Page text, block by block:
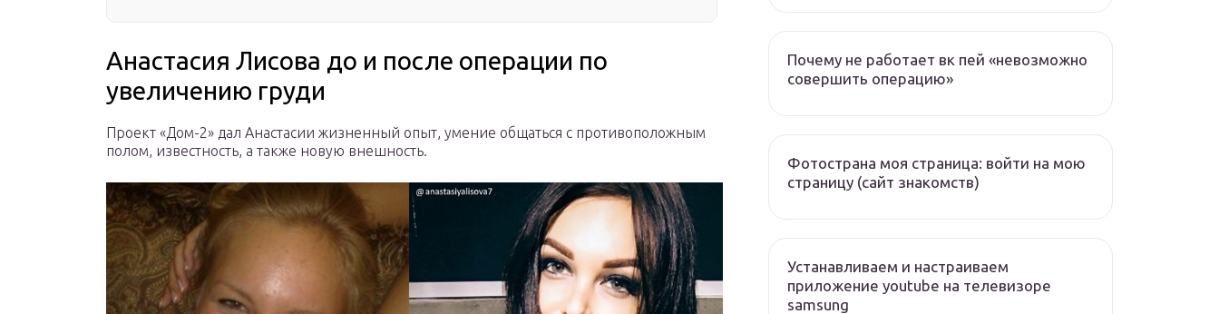
Анастасия Лисова до и после операции по
увеличению груди
Проект «Дом-2» дал Анастасии жизненный опыт, умение общаться с противоположным
полом, известность, а также новую внешность.
Почему не работает вк пей «невозможно
совершить операцию»
Фотострана моя страница: войти на мою
страницу (сайт знакомств)
Устанавливаем и настраиваем
приложение youtube на телевизоре
samsung